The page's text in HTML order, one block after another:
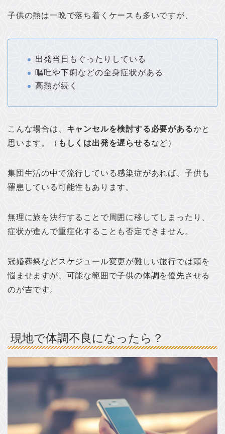
子供の熱は一晩で落ち着くケースも多いですが、
出発当日もぐったりしている
嘔吐や下痢などの全身症状がある
高熱が続く
こんな場合は、 キャンセルを検討する必要があるかと
思います。（ もしくは出発を遅らせるなど）
集団生活の中で流行している感染症があれば、子供も
罹患している可能性もあります。
無理に旅を決行することで周囲に移してしまったり、
症状が進んで重症化することも否定できません。
冠婚葬祭などスケジュール変更が難しい旅行では頭を
悩ませますが、可能な範囲で子供の体調を優先させる
のが吉です。
現地で体調不良になったら？